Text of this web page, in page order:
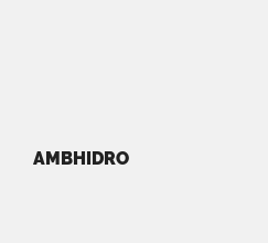
AMBHIDRO